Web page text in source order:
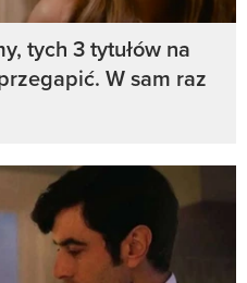
tych 3 tytułów na
W sam raz